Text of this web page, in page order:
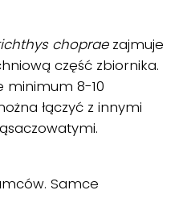
chopraezajmuje
część zbiornika.
minimum 8-10
łączyć z innymi
Samce